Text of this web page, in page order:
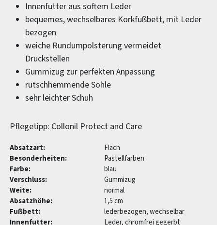
Innenfutter aus softem Leder
bequemes, wechselbares Korkfußbett, mit Leder
bezogen
weiche Rundumpolsterung vermeidet
Druckstellen
Gummizug zur perfekten Anpassung
rutschhemmende Sohle
sehr leichter Schuh
Pflegetipp: Collonil Protect and Care
Absatzart:
Flach
Besonderheiten:
Pastellfarben
Farbe:
blau
Verschluss:
Gummizug
Weite:
normal
Absatzhöhe:
1,5 cm
Fußbett:
lederbezogen, wechselbar
Innenfutter:
Leder, chromfrei gegerbt